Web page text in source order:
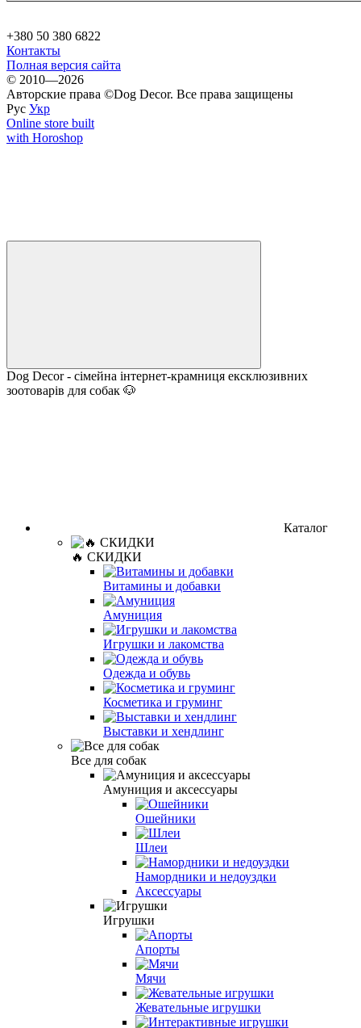
+380 50 380 6822
Контакты
Полная версия сайта
© 2010—2026
Авторские права ©Dog Decor. Все права защищены
Рус Укр
Online store built
with Horoshop
Dog Decor - сімейна інтернет-крамниця ексклюзивних
зоотоварів для собак 🐶
Каталог
🔥 СКИДКИ
Витамины и добавки
Амуниция
Игрушки и лакомства
Одежда и обувь
Косметика и груминг
Выставки и хендлинг
Все для собак
Амуниция и аксессуары
Ошейники
Шлеи
Намордники и недоуздки
Аксессуары
Игрушки
Апорты
Мячи
Жевательные игрушки